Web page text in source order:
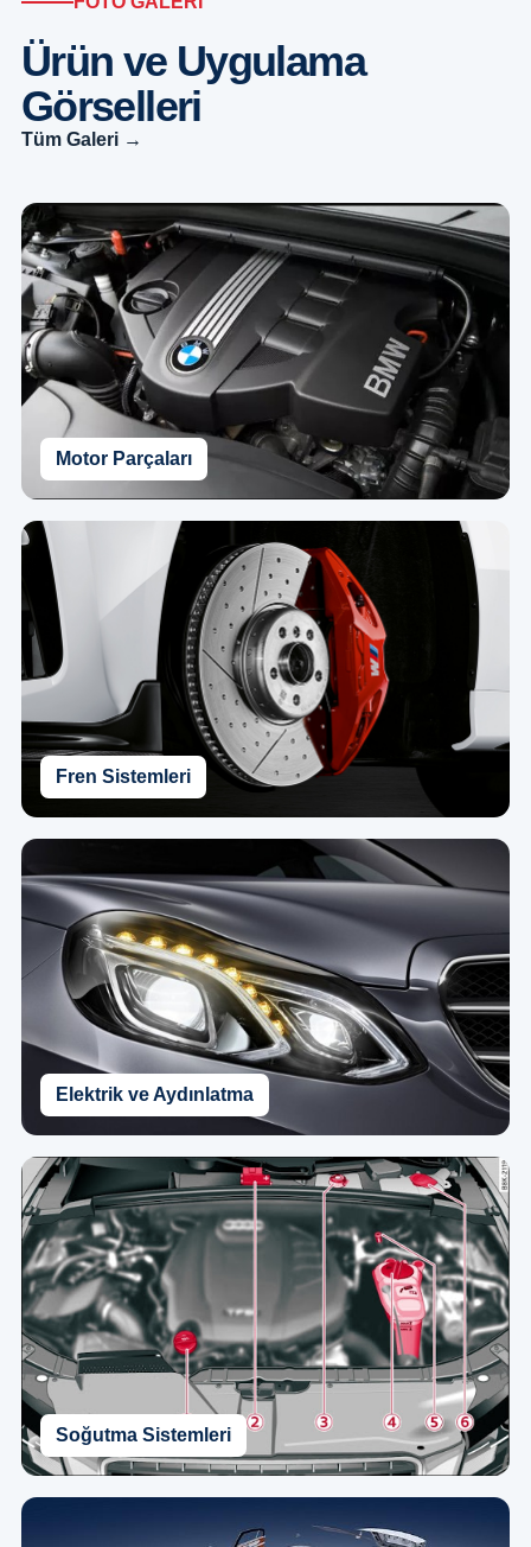
Ürün ve Uygulama
Görselleri
Tüm Galeri →
Motor Parçaları
Fren Sistemleri
Elektrik ve Aydınlatma
Soğutma Sistemleri